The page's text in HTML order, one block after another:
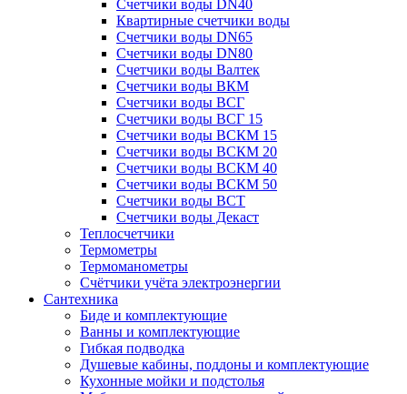
Счетчики воды DN40
Квартирные счетчики воды
Счетчики воды DN65
Счетчики воды DN80
Счетчики воды Валтек
Счетчики воды ВКМ
Счетчики воды ВСГ
Счетчики воды ВСГ 15
Счетчики воды ВСКМ 15
Счетчики воды ВСКМ 20
Счетчики воды ВСКМ 40
Счетчики воды ВСКМ 50
Счетчики воды ВСТ
Счетчики воды Декаст
Теплосчетчики
Термометры
Термоманометры
Счётчики учёта электроэнергии
Сантехника
Биде и комплектующие
Ванны и комплектующие
Гибкая подводка
Душевые кабины, поддоны и комплектующие
Кухонные мойки и подстолья